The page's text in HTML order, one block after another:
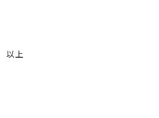
以上